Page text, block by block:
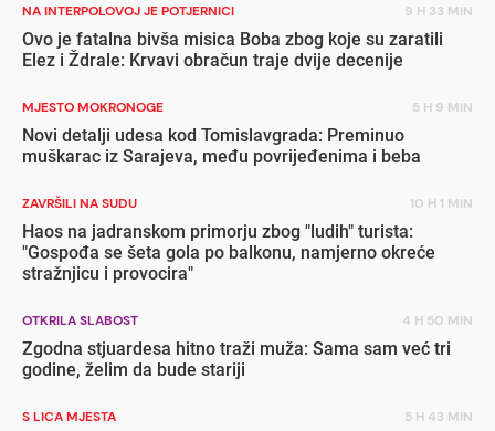
NA INTERPOLOVOJ JE POTJERNICI 9 H 33 MIN
Ovo je fatalna bivša misica Boba zbog koje su zaratili
Elez i Ždrale: Krvavi obračun traje dvije decenije
MJESTO MOKRONOGE 5 H 9 MIN
Novi detalji udesa kod Tomislavgrada: Preminuo
muškarac iz Sarajeva, među povrijeđenima i beba
ZAVRŠILI NA SUDU 10 H 1 MIN
Haos na jadranskom primorju zbog "ludih" turista:
"Gospođa se šeta gola po balkonu, namjerno okreće
stražnjicu i provocira"
OTKRILA SLABOST 4 H 50 MIN
Zgodna stjuardesa hitno traži muža: Sama sam već tri
godine, želim da bude stariji
S LICA MJESTA 5 H 43 MIN